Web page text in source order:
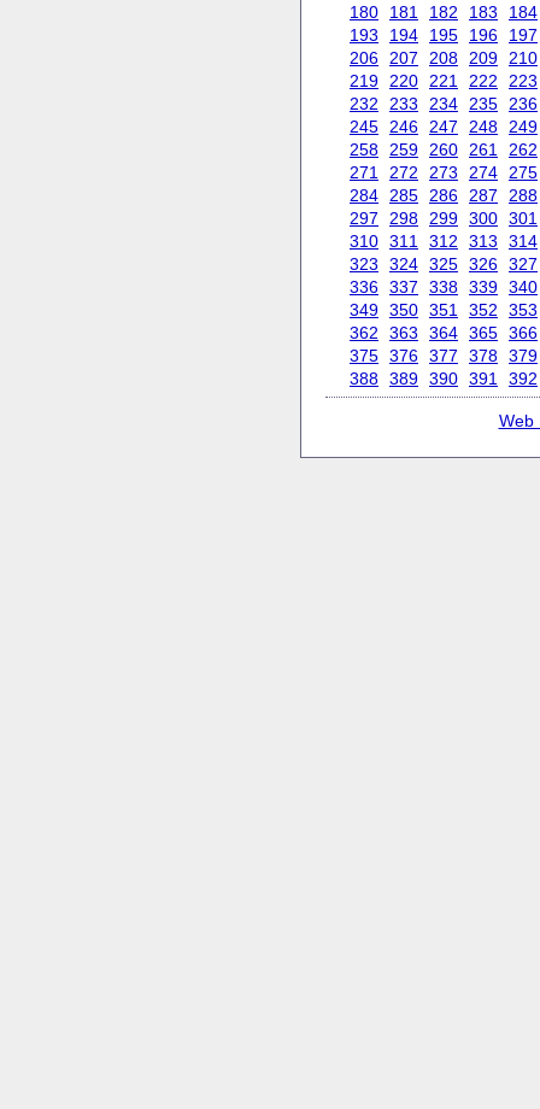
180
181 182 183
184
193
194 195 196
197
206
207 208 209
210
219
220 221 222
223
232
233 234 235
236
245
246 247 248
249
258
259 260 261
262
271
272 273 274
275
284
285 286 287
288
297
298 299 300 301
310 311 312 313
314
323
324 325 326 327
336 337 338 339 340
349 350 351 352
353
362
363 364 365 366
375 376 377 378 379
388 389 390 391 392
Web